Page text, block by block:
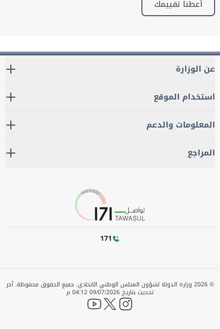
أعطنا تقييمك
عن الوزارة
استخدام الموقع
المعلومات والدعم
المراجع
171
©
2026 وزارة الدولة لشؤون المجلس الوطني الاتحادي. جميع الحقوق محفوظة.آخر
تحديث بتاريخ 09/07/2026 04:12 م
instagram
twitter
YouTube